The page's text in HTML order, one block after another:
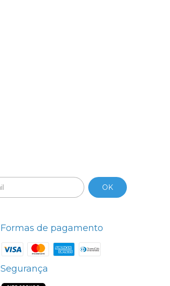
Formas de pagamento
Segurança